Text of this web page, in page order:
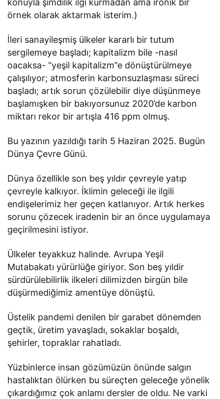
konuyla şimdilik ilgi kurmadan ama ironik bir
örnek olarak aktarmak isterim.)
İleri sanayileşmiş ülkeler kararlı bir tutum
sergilemeye başladı; kapitalizm bile -nasıl
oacaksa- “yeşil kapitalizm”e dönüştürülmeye
çalışılıyor; atmosferin karbonsuzlaşması süreci
başladı; artık sorun çözülebilir diye düşünmeye
başlamışken bir bakıyorsunuz 2020’de karbon
miktarı rekor bir artışla 416 ppm olmuş.
Bu yazının yazıldığı tarih 5 Haziran 2025. Bugün
Dünya Çevre Günü.
Dünya özellikle son beş yıldır çevreyle yatıp
çevreyle kalkıyor. İklimin geleceği ile ilgili
endişelerimiz her geçen katlanıyor. Artık herkes
sorunu çözecek iradenin bir an önce uygulamaya
geçirilmesini istiyor.
Ülkeler teyakkuz halinde. Avrupa Yeşil
Mutabakatı yürürlüğe giriyor. Son beş yıldir
sürdürülebilirlik ilkeleri dilimizden birgün bile
düşürmediğimiz amentüye dönüştü.
Üstelik pandemi denilen bir garabet dönemden
geçtik, üretim yavaşladı, sokaklar boşaldı,
şehirler, topraklar rahatladı.
Yüzbinlerce insan gözümüzün önünde salgın
hastalıktan ölürken bu süreçten geleceğe yönelik
çıkardığımız çok anlamı dersler de oldu. Ne varki